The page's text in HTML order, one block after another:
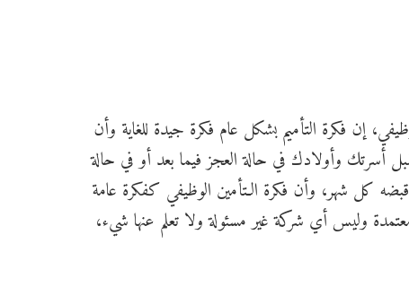
إن فكرة التأميم بشكل عام فكرة جيدة للغاية وأن
أسرتك وأولادك في حالة العجز فيما بعد أو في حالة
كل شهر، وأن فكرة الـتأمين الوظيفي كفكرة عامة
وليس أي شركة غير مسئولة ولا تعلم عنها شيء،